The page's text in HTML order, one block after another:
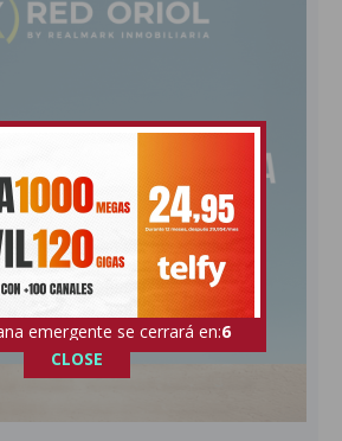
emergente se cerrará en:5
CLOSE